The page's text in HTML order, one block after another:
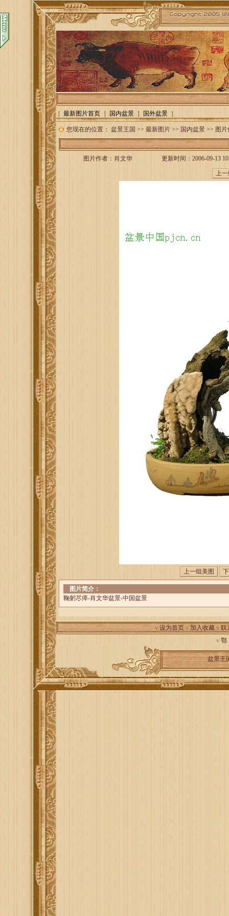
最新图片首页 国内盆景 国外盆景
您现在的位置： 盆景王国 >> 最新图片 >> 国内盆景 >> 图片
图片作者： 肖文华 更新时间：2006-09-13
图片简介：
鞠躬尽瘁-肖文华盆景-中国盆景
v 设为首页 v 加入收藏 v 联
v 鄂
盆景王